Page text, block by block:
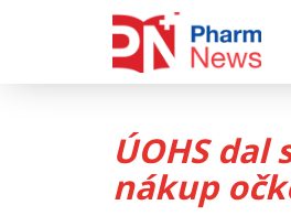
ÚOHS
nákup